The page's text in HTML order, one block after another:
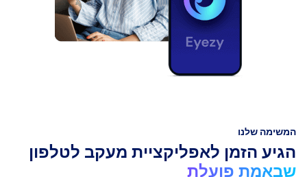
המשימה שלנו
הגיע הזמן לאפליקציית מעקב לטלפון
שבאמת פועלת